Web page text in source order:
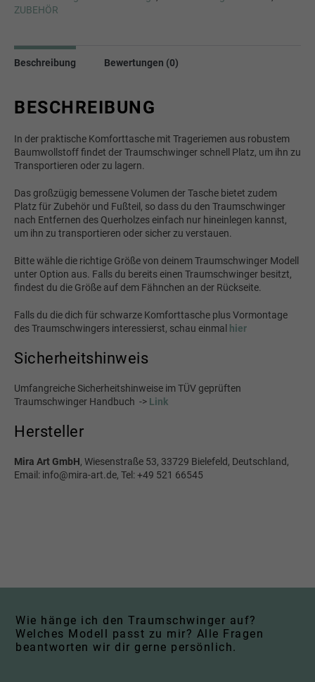
ZUBEHÖR
Beschreibung Bewertungen (0)
BESCHREIBUNG
In der praktische Komforttasche mit Trageriemen aus robustem
Baumwollstoff findet der Traumschwinger schnell Platz, um ihn zu
Transportieren oder zu lagern.
Das großzügig bemessene Volumen der Tasche bietet zudem
Platz für Zubehör und Fußteil, so dass du den Traumschwinger
nach Entfernen des Querholzes einfach nur hineinlegen kannst,
um ihn zu transportieren oder sicher zu verstauen.
Bitte wähle die richtige Größe von deinem Traumschwinger Modell
unter Option aus. Falls du bereits einen Traumschwinger besitzt,
findest du die Größe auf dem Fähnchen an der Rückseite.
Falls du die dich für schwarze Komforttasche plus Vormontage
des Traumschwingers interessierst, schau einmal
hier
Sicherheitshinweis
Umfangreiche Sicherheitshinweise im TÜV geprüften
Traumschwinger Handbuch -> Link
Hersteller
Mira Art GmbH, Wiesenstraße 53, 33729 Bielefeld, Deutschland,
Email: info@mira-art.de, Tel: +49 521 66545
Wie hänge ich den Traumschwinger auf?
Welches Modell passt zu mir? Alle Fragen
beantworten wir dir gerne persönlich.